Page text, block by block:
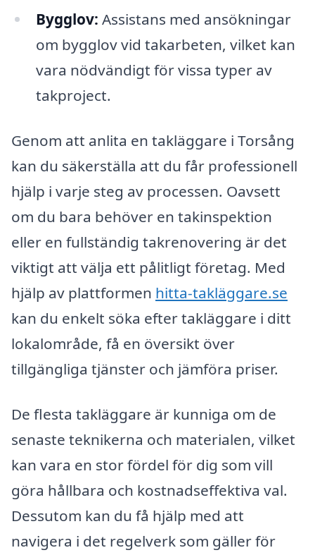
Bygglov: Assistans med ansökningar
om bygglov vid takarbeten, vilket kan
vara nödvändigt för vissa typer av
takproject.
Genom att anlita en takläggare i Torsång
kan du säkerställa att du får professionell
hjälp i varje steg av processen. Oavsett
om du bara behöver en takinspektion
eller en fullständig takrenovering är det
viktigt att välja ett pålitligt företag. Med
hjälp av plattformen hitta-takläggare.se
kan du enkelt söka efter takläggare i ditt
lokalområde, få en översikt över
tillgängliga tjänster och jämföra priser.
De flesta takläggare är kunniga om de
senaste teknikerna och materialen, vilket
kan vara en stor fördel för dig som vill
göra hållbara och kostnadseffektiva val.
Dessutom kan du få hjälp med att
navigera i det regelverk som gäller för